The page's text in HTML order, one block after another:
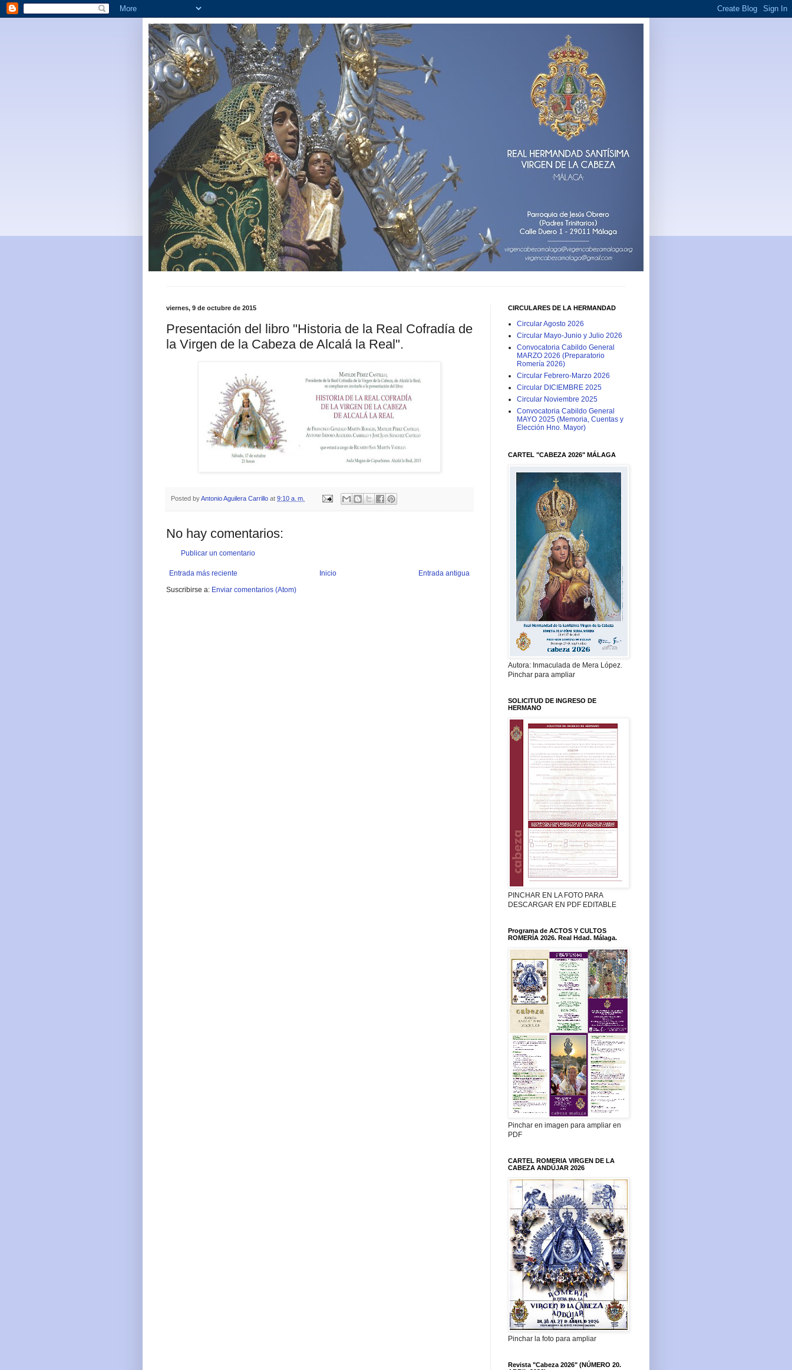
viernes, 9 de octubre de 2015
Presentación del libro "Historia de la Real Cofradía de
la Virgen de la Cabeza de Alcalá la Real".
Posted byAntonio Aguilera Carrillo at 9:10 a. m.
No hay comentarios:
Publicar un comentario
Entrada más reciente Entrada antigua
Inicio
Suscribirse a: Enviar comentarios (Atom)
CIRCULARES DE LA HERMANDAD
Circular Agosto 2026
Circular Mayo-Junio y Julio 2026
Convocatoria Cabildo General
MARZO 2026 (Preparatorio
Romería 2026)
Circular Febrero-Marzo 2026
Circular DICIEMBRE 2025
Circular Noviembre 2025
Convocatoria Cabildo General
MAYO 2025 (Memoria, Cuentas y
Elección Hno. Mayor)
CARTEL "CABEZA 2026" MÁLAGA
Autora: Inmaculada de Mera López.
Pinchar para ampliar
SOLICITUD DE INGRESO DE
HERMANO
PINCHAR EN LA FOTO PARA
DESCARGAR EN PDF EDITABLE
Programa de ACTOS Y CULTOS
ROMERÍA 2026. Real Hdad. Málaga.
Pinchar en imagen para ampliar en
PDF
CARTEL ROMERIA VIRGEN DE LA
CABEZA ANDÚJAR 2026
Pinchar la foto para ampliar
Revista "Cabeza 2026" (NÚMERO 20.